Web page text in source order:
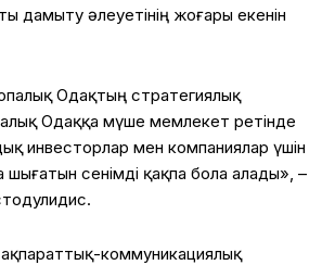
дамыту әлеуетінің жоғары екенін
Одақтың стратегиялық
Одаққа мүше мемлекет ретінде
инвесторлар мен компаниялар үшін
шығатын сенімді қақпа бола алады», –
коммуникациялық